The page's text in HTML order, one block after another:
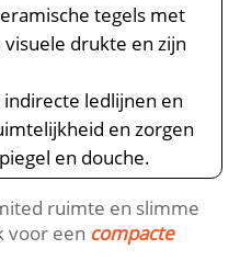
tegels met
drukte en zijn
indirecte ledlijnen en
en zorgen
en douche.​
ruimte en slimme
voor een compacte